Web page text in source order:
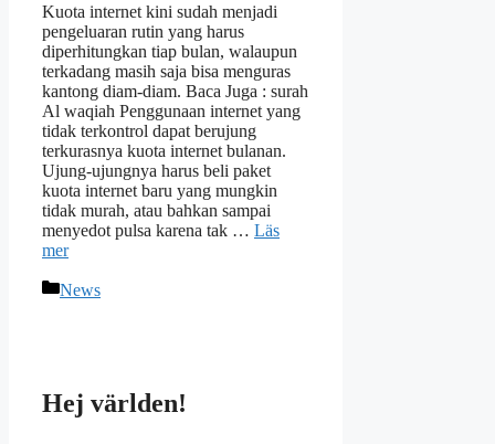
Kuota internet kini sudah menjadi
pengeluaran rutin yang harus
diperhitungkan tiap bulan, walaupun
terkadang masih saja bisa menguras
kantong diam-diam. Baca Juga : surah
Al waqiah Penggunaan internet yang
tidak terkontrol dapat berujung
terkurasnya kuota internet bulanan.
Ujung-ujungnya harus beli paket
kuota internet baru yang mungkin
tidak murah, atau bahkan sampai
menyedot pulsa karena tak … Läs
mer
Kategorier
News
Hej världen!